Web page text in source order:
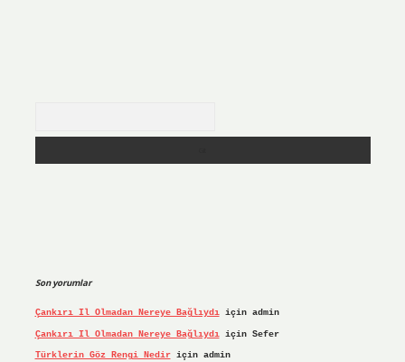
Son yorumlar
Çankırı Il Olmadan Nereye Bağlıydıiçin admin
Çankırı Il Olmadan Nereye Bağlıydıiçin Sefer
Türklerin Göz Rengi Nediriçin admin